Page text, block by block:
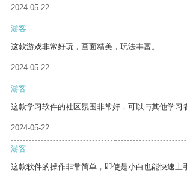
2024-05-22
游客
这款游戏非常好玩，画面精美，玩法丰富。
2024-05-22
游客
这款学习软件的社区氛围非常好，可以与其他学习
2024-05-22
游客
这款软件的操作非常简单，即使是小白也能快速上